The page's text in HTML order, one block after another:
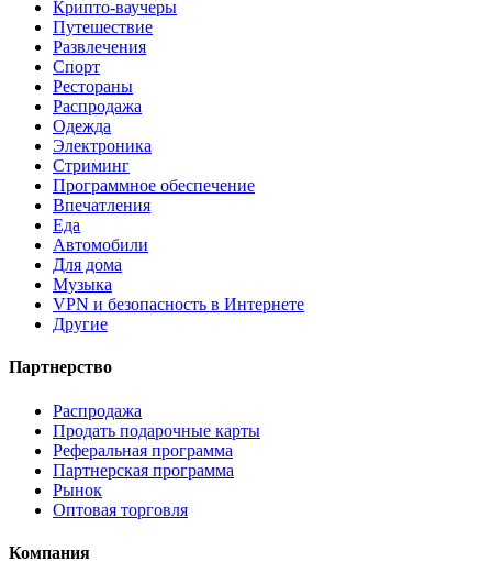
Крипто-ваучеры
Путешествие
Развлечения
Спорт
Рестораны
Распродажа
Одежда
Электроника
Стриминг
Программное обеспечение
Впечатления
Еда
Автомобили
Для дома
Музыка
VPN и безопасность в Интернете
Другие
Партнерство
Распродажа
Продать подарочные карты
Реферальная программа
Партнерская программа
Рынок
Оптовая торговля
Компания